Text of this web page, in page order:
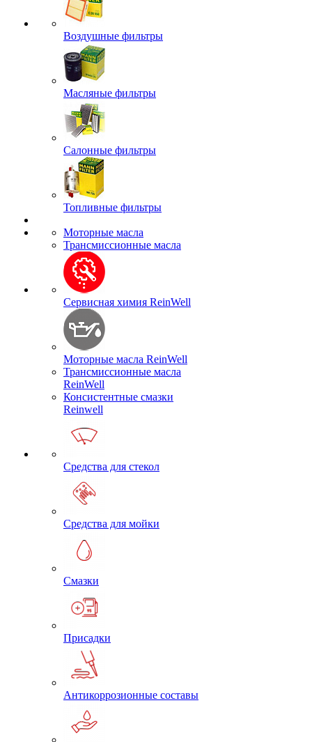
Воздушные фильтры
Масляные фильтры
Салонные фильтры
Топливные фильтры
Моторные масла
Трансмиссионные масла
Сервисная химия ReinWell
Моторные масла ReinWell
Трансмиссионные масла
ReinWell
Консистентные смазки
Reinwell
Средства для стекол
Средства для мойки
Смазки
Присадки
Антикоррозионные составы